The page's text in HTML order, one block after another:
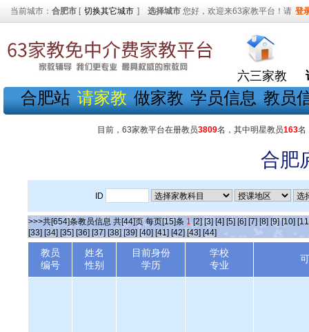
当前城市： 合肥市 [ 切换其它城市 ] 选择城市 您好，欢迎来63家教平台！请 登
六三家教
合肥站 请家教 做家教 学员信息 教员
目前，63家教平台在册教员3809名，其中明星教员163名
合肥
ID
>>>共[654]条教员信息 共[44]页 每页[15]条 1 [2] [3] [4] [5] [6] [7] [8] [9] [10]
[33] [34] [35] [36] [37] [38] [39] [40] [41] [42] [43] [44]
教员
编号
姓名
性别
目前身份
学历
学校
专业